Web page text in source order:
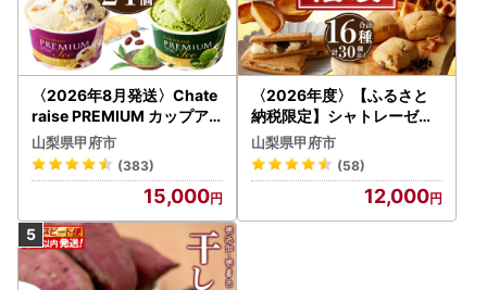
〈2026年8月発送〉Chate
raise PREMIUM カップア
イス 詰合せ 4種 24個 アイ
ス
山梨県甲府市
(383)
15,000
〈2026年度〉【ふるさと
納税限定】シャトレーゼ人
気お菓子勢ぞろい!! お菓子
福箱 シャトレーゼ
山梨県甲府市
(58)
12,000